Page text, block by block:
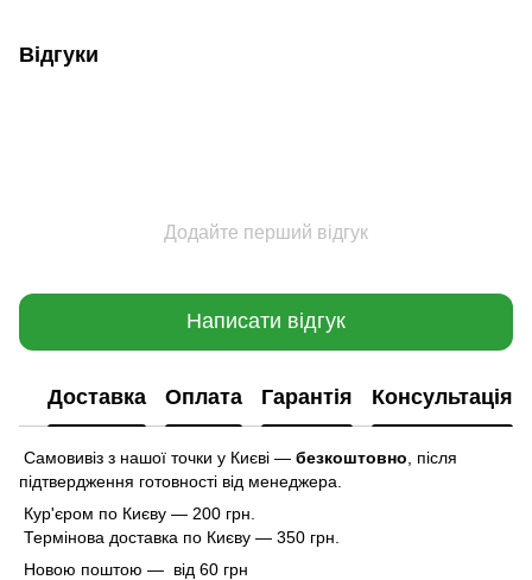
Відгуки
Додайте перший відгук
Написати відгук
Доставка Оплата Гарантія Консультація
Самовивіз з нашої точки у Києві — безкоштовно
після
підтвердження готовності від менеджера.
Кур'єром по Києву — 200 грн.
Термінова доставка по Києву — 350 грн.
Новою поштою — від 60 грн